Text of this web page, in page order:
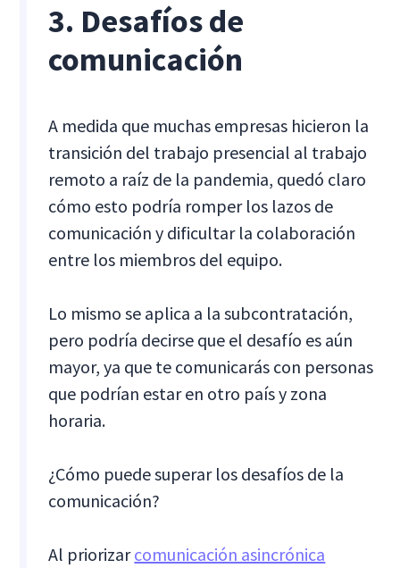
3. Desafíos de
comunicación
A medida que muchas empresas hicieron la
transición del trabajo presencial al trabajo
remoto a raíz de la pandemia, quedó claro
cómo esto podría romper los lazos de
comunicación y dificultar la colaboración
entre los miembros del equipo.
Lo mismo se aplica a la subcontratación,
pero podría decirse que el desafío es aún
mayor, ya que te comunicarás con personas
que podrían estar en otro país y zona
horaria.
¿Cómo puede superar los desafíos de la
comunicación?
Al priorizarcomunicación asincrónica